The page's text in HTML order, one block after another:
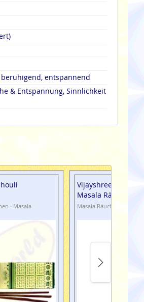
entspannend
& Entspannung, Sinnlichkeit
· Masala
Vijayshree Golden
Masala
Masala Räucherstäbchen